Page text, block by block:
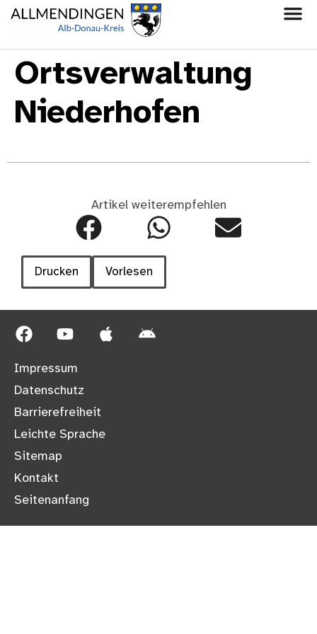
Ortsverwaltung
Niederhofen
Artikel weiterempfehlen
Drucken Vorlesen
Impressum
Datenschutz
Barrierefreiheit
Leichte Sprache
Sitemap
Kontakt
Seitenanfang